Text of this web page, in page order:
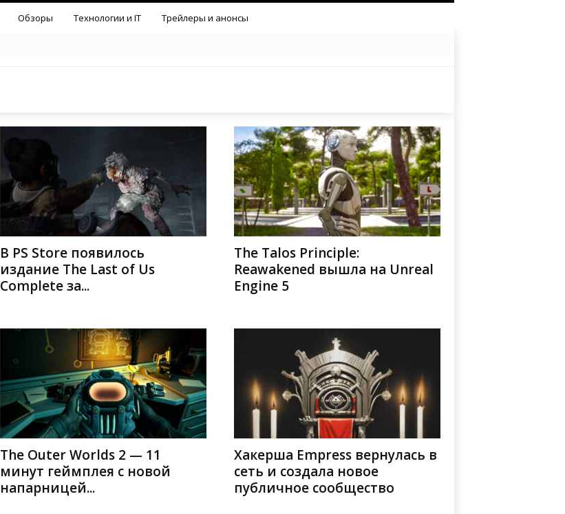
Обзоры Технологии и IT Трейлеры и анонсы
В PS Store появилось
издание The Last of Us
Complete за...
The Talos Principle:
Reawakened вышла на Unreal
Engine 5
The Outer Worlds 2 — 11
минут геймплея с новой
напарницей...
Хакерша Empress вернулась в
сеть и создала новое
публичное сообщество